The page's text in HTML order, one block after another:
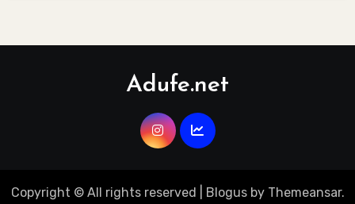
Adufe.net
Copyright © All rights reserved Blogusby Themeansar.